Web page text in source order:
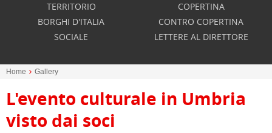
TERRITORIO
BORGHI D'ITALIA
SOCIALE
COPERTINA
CONTRO COPERTINA
LETTERE AL DIRETTORE
Home Gallery
L'evento culturale in Umbria
visto dai soci